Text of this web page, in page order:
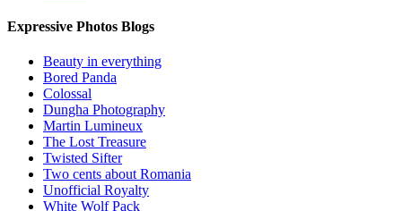
Expressive Photos Blogs
Beauty in everything
Bored Panda
Colossal
Dungha Photography
Martin Lumineux
The Lost Treasure
Twisted Sifter
Two cents about Romania
Unofficial Royalty
White Wolf Pack